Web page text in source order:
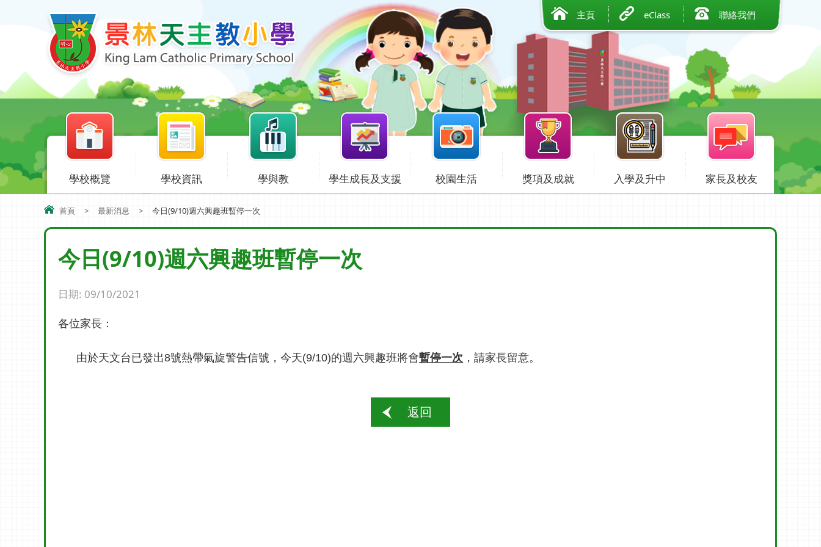
主頁 eClass 聯絡我們
學校概覽 學校資訊 學與教 學生成長及支援 校園生活 獎項及成就 入學及升中 家長及校友
首頁 > 最新消息 > 今日(9/10)週六興趣班暫停一次
今日(9/10)週六興趣班暫停一次
日期: 09/10/2021
各位家長：
由於天文台已發出8號熱帶氣旋警告信號，今天(9/10)的週六興趣班將會暫停一次 ，請家長留意。
返回